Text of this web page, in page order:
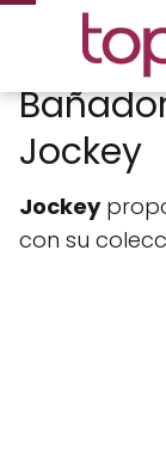
Jockey
Jockey
con su